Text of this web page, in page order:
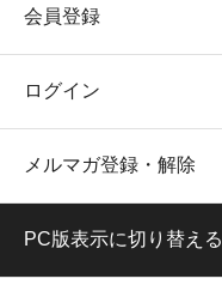
会員登録
ログイン
メルマガ登録・解除
PC版表示に切り替える